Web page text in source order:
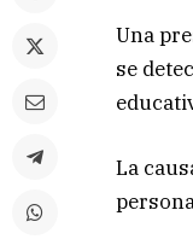
Una
se
La